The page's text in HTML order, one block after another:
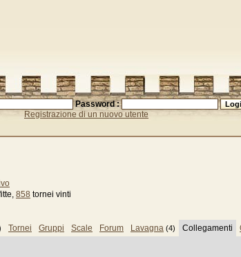
Password :
Registrazione di un nuovo utente
858 tornei vinti
Tornei Gruppi Scale Forum Lavagna (4) Collegamenti